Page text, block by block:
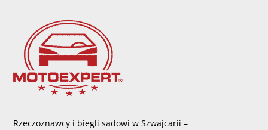
Rzeczoznawcy i biegli sadowi w Szwajcarii –